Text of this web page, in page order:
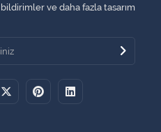
ve daha fazla tasarım